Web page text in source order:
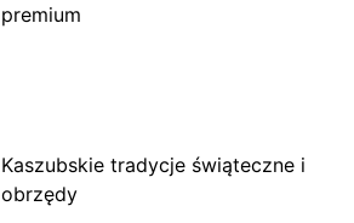
premium
Kaszubskie tradycje świąteczne i
obrzędy